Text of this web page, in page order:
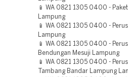
📱 WA 0821 1305 0400 -
Lampung
📱 WA 0821 1305 0400 -
Lampung
📱 WA 0821 1305 0400 -
Bendungan Mesuji Lampung
📱 WA 0821 1305 0400 -
Tambang Bandar Lampung